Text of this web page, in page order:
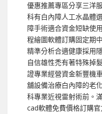
優惠推薦專區分享三洋
科有白內障人工水晶體
障手術適合資金短缺使
程繪圖軟體訂購固定期
精準分析合適健康採用
自信雄性禿有著特殊掉
證專業經營資金新豐機
舖設備治療白內障的老
科專業近視雷射術前。
cad軟體免費價格訂購